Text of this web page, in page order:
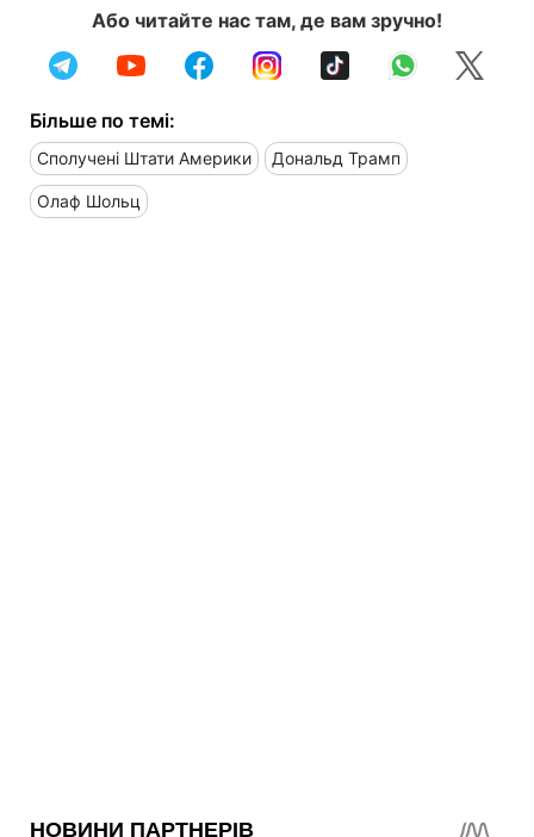
Або читайте нас там, де вам зручно!
Більше по темі:
Сполучені Штати Америки Дональд Трамп
Олаф Шольц